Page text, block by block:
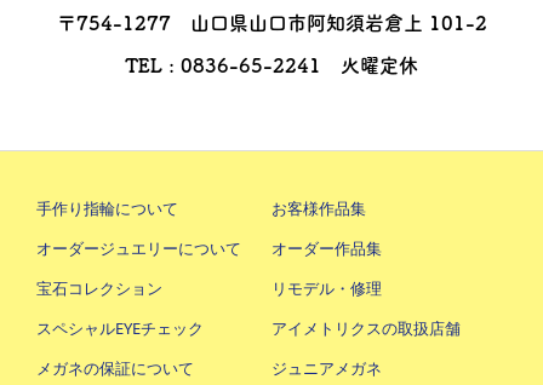
〒754-1277 山口県山口市阿知須岩倉上 101-2
TEL : 0836-65-2241 火曜定休
手作り指輪について
お客様作品集
オーダージュエリーについて
オーダー作品集
宝石コレクション
リモデル・修理
スペシャルEYEチェック
アイメトリクスの取扱店舗
メガネの保証について
ジュニアメガネ